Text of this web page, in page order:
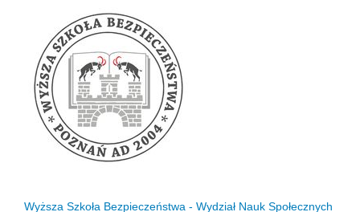
Wyższa Szkoła Bezpieczeństwa - Wydział Nauk Społecznych